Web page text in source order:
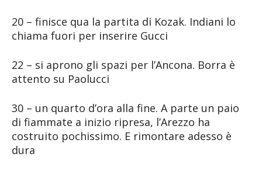
20 – finisce qua la partita di Kozak. Indiani lo
chiama fuori per inserire Gucci
22 – si aprono gli spazi per l’Ancona. Borra è
attento su Paolucci
30 – un quarto d’ora alla fine. A parte un paio
di fiammate a inizio ripresa, l’Arezzo ha
costruito pochissimo. E rimontare adesso è
dura